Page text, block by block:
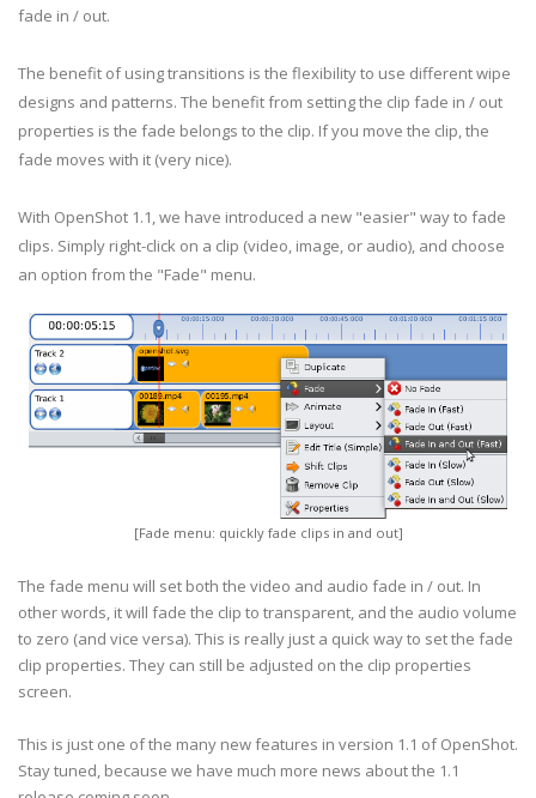
fade in / out.
The benefit of using transitions is the flexibility to use different wipe
designs and patterns. The benefit from setting the clip fade in / out
properties is the fade belongs to the clip. If you move the clip, the
fade moves with it (very nice).
With OpenShot 1.1, we have introduced a new "easier" way to fade
clips. Simply right-click on a clip (video, image, or audio), and choose
an option from the "Fade" menu.
[Fade menu: quickly fade clips in and out]
The fade menu will set both the video and audio fade in / out. In
other words, it will fade the clip to transparent, and the audio volume
to zero (and vice versa). This is really just a quick way to set the fade
clip properties. They can still be adjusted on the clip properties
screen.
This is just one of the many new features in version 1.1 of OpenShot.
Stay tuned, because we have much more news about the 1.1